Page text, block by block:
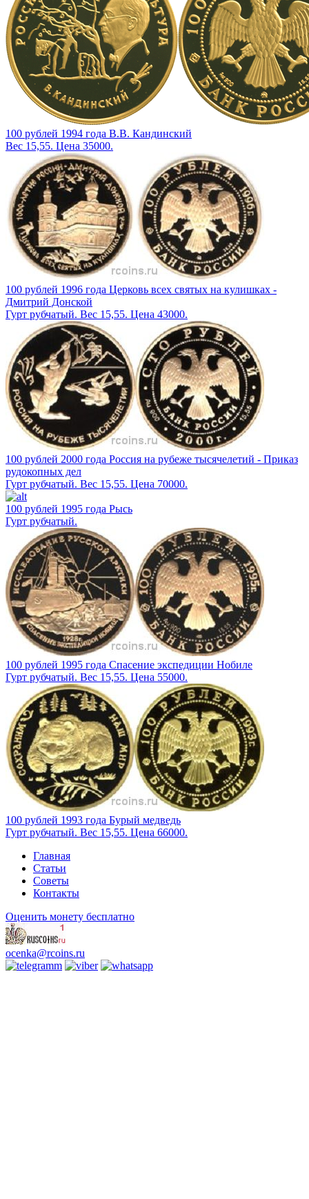
100 рублей 1994 года В.В. Кандинский
Вес 15,55. Цена 35000.
100 рублей 1996 года Церковь всех святых на кулишках -
Дмитрий Донской
Гурт рубчатый. Вес 15,55. Цена 43000.
100 рублей 2000 года Россия на рубеже тысячелетий - Приказ
рудокопных дел
Гурт рубчатый. Вес 15,55. Цена 70000.
100 рублей 1995 года Рысь
Гурт рубчатый.
100 рублей 1995 года Спасение экспедиции Нобиле
Гурт рубчатый. Вес 15,55. Цена 55000.
100 рублей 1993 года Бурый медведь
Гурт рубчатый. Вес 15,55. Цена 66000.
Главная
Статьи
Советы
Контакты
Оценить монету бесплатно
ocenka@rcoins.ru